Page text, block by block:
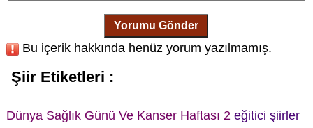
Yorumu Gönder
Bu içerik hakkında henüz yorum yazılmamış.
Şiir Etiketleri :
Dünya Sağlık Günü Ve Kanser Haftası 2 eğitici şiirler